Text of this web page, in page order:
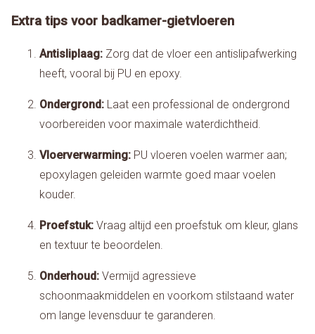
Extra tips voor badkamer-gietvloeren
Antisliplaag:Zorg dat de vloer een antislipafwerking
heeft, vooral bij PU en epoxy.
Ondergrond:Laat een professional de ondergrond
voorbereiden voor maximale waterdichtheid.
Vloerverwarming:PU vloeren voelen warmer aan;
epoxylagen geleiden warmte goed maar voelen
kouder.
Proefstuk:Vraag altijd een proefstuk om kleur, glans
en textuur te beoordelen.
Onderhoud:Vermijd agressieve
schoonmaakmiddelen en voorkom stilstaand water
om lange levensduur te garanderen.